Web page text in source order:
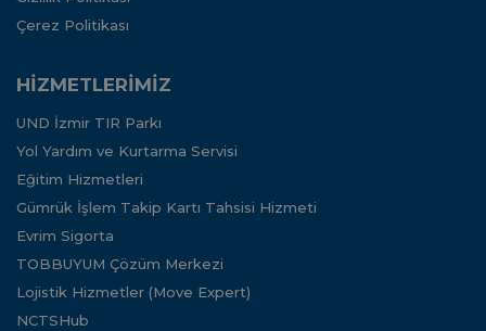
Çerez Politikası
HİZMETLERİMİZ
UND İzmir TIR Parkı
Yol Yardım ve Kurtarma Servisi
Eğitim Hizmetleri
Gümrük İşlem Takip Kartı Tahsisi Hizmeti
Evrim Sigorta
TOBBUYUM Çözüm Merkezi
Lojistik Hizmetler (Move Expert)
NCTSHub